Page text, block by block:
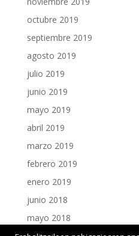
octubre 2019
septiembre 2019
agosto 2019
julio 2019
junio 2019
mayo 2019
abril 2019
marzo 2019
febrero 2019
enero 2019
junio 2018
mayo 2018